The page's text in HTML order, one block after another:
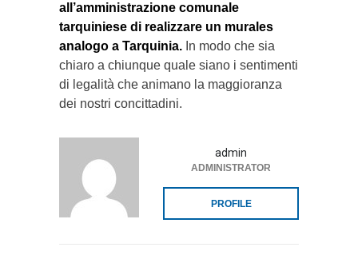
all’amministrazione comunale
tarquiniese di realizzare un murales
analogo a Tarquinia. In modo che sia
chiaro a chiunque quale siano i sentimenti
di legalità che animano la maggioranza
dei nostri concittadini.
admin
ADMINISTRATOR
PROFILE